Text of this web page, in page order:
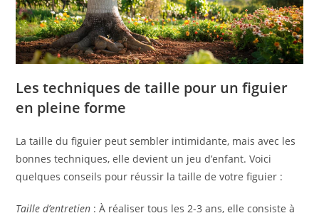
Les techniques de taille pour un figuier
en pleine forme
La taille du figuier peut sembler intimidante, mais avec les
bonnes techniques, elle devient un jeu d’enfant. Voici
quelques conseils pour réussir la taille de votre figuier :
Taille d’entretien : À réaliser tous les 2-3 ans, elle consiste à